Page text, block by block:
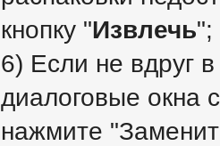
кнопку "Извлечь";
6) Если не вдруг
диалоговые окна
нажмите